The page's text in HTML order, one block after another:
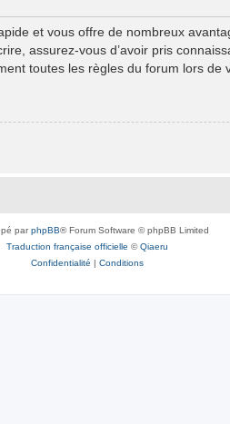
et vous offre de nombreux
assurez-vous d’avoir pris
toutes les règles du forum lors de
parphpBB® Forum Software © phpBB Limited
Traduction française officielle ©Qiaeru
Confidentialité | Conditions